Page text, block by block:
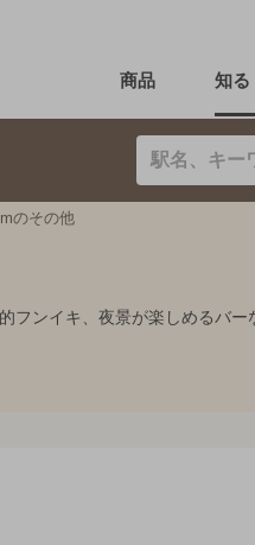
商品 知る
のその他
ンイキ、夜景が楽しめるバ